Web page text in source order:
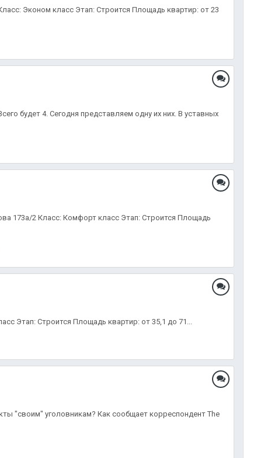
Эконом класс Этап: Строится Площадь квартир: от 23
будет 4. Сегодня представляем одну их них. В уставных
173а/2 Класс: Комфорт класс Этап: Строится Площадь
Этап: Строится Площадь квартир: от 35,1 до 71...
"своим" уголовникам? Как сообщает корреспондент The